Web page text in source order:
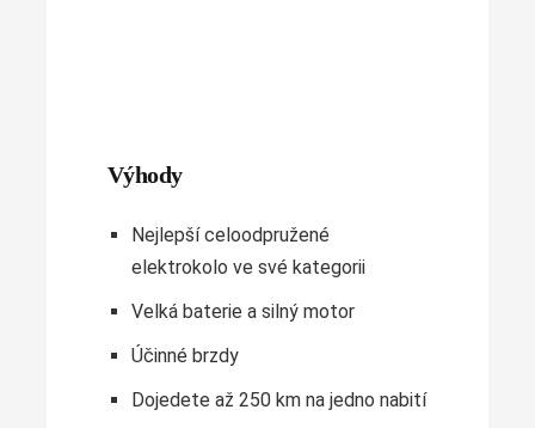
Výhody
Nejlepší celoodpružené
elektrokolo ve své kategorii
Velká baterie a silný motor
Účinné brzdy
Dojedete až 250 km na jedno nabití